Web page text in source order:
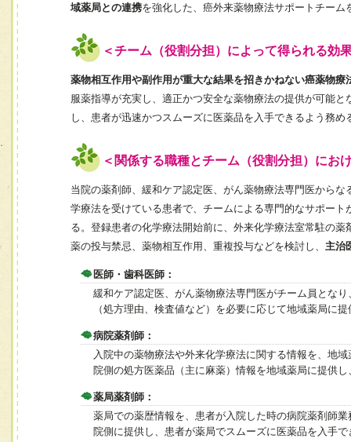
域薬局との連携を強化した、癌外来薬物療法サポートチーム
＜チーム（役割分担）によって得られる効
薬物相互作用や副作用が重大な結果を招きかねない癌薬物療
服薬指導が充実し、適正かつ安全な薬物療法の提供が可能
し、患者が迅速かつスムーズに医薬品を入手できるよう務め
＜関係する職種とチーム（役割分担）にお
当院の薬剤師、緩和ケア認定医、がん薬物療法専門医から
学療法を受けている患者で、チームによる専門的なサポート
る。登録患者の化学療法開始前に、外来化学療法室常駐の
薬の投与禁忌、薬物相互作用、重複投与などを検討し、 主治
医師・歯科医師：
緩和ケア認定医、がん薬物療法専門医がチーム員とな
（処方理由、検査値など）を必要に応じて地域薬局に
病院薬剤師：
入院中の薬物療法や外来化学療法に関する情報を、地
院側の処方医薬品（主に麻薬）情報を地域薬局に提供
薬局薬剤師：
薬局での薬歴情報を、患者が入院した時の病院薬剤師
院側に提供し、患者が薬局でスムーズに医薬品を入手